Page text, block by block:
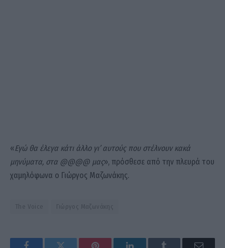
«Εγώ θα έλεγα κάτι άλλο γι’ αυτούς που στέλνουν κακά
μηνύματα, στα @@@@ μας», πρόσθεσε από την πλευρά του
χαμηλόφωνα ο Γιώργος Μαζωνάκης.
The Voice Γιώργος Μαζωνάκης